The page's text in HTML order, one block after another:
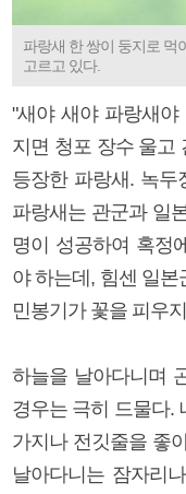
파랑새 한 쌍이 둥지로 먹
고르고 있다.
"새야 새야 파랑새
지면 청포 장수 울고
등장한 파랑새. 녹두
파랑새는 관군과 일
명이 성공하여 혹정
야 하는데, 힘센 일
민봉기가 꽃을 피우
하늘을 날아다니며
경우는 극히 드물다.
가지나 전깃줄을 좋
날아다니는 잠자리